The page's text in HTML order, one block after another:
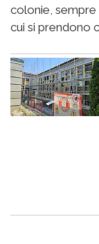
colonie,
cui si prendono